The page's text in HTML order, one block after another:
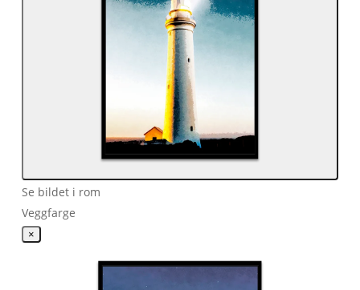
Se bildet i rom
Veggfarge
×